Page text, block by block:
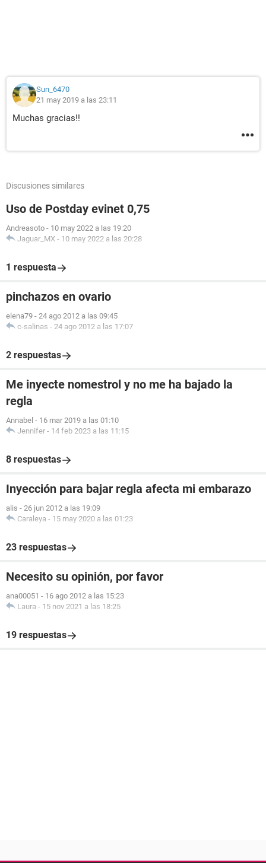
Sun_6470
21 may 2019 a las 23:11
Muchas gracias!!
Discusiones similares
Uso de Postday evinet 0,75
Andreasoto - 10 may 2022 a las 19:20
Jaguar_MX - 10 may 2022 a las 20:28
1 respuesta
pinchazos en ovario
elena79 - 24 ago 2012 a las 09:45
c-salinas - 24 ago 2012 a las 17:07
2 respuestas
Me inyecte nomestrol y no me ha bajado la
regla
Annabel - 16 mar 2019 a las 01:10
Jennifer - 14 feb 2023 a las 11:15
8 respuestas
Inyección para bajar regla afecta mi embarazo
alis - 26 jun 2012 a las 19:09
Caraleya - 15 may 2020 a las 01:23
23 respuestas
Necesito su opinión, por favor
ana00051 - 16 ago 2012 a las 15:23
Laura - 15 nov 2021 a las 18:25
19 respuestas